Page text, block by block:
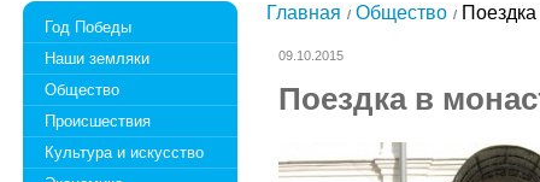
Год Победы
Наши земляки
Общество
Происшествия
Культура и искусство
Главная Общество
09.10.2015
Поездка в